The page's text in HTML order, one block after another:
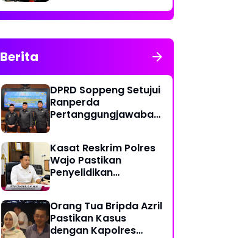
Meriahkan Temu
Nasional IV di
Berita
DPRD Soppeng Setujui
Ranperda
Pertanggungjawaban
Kasat Reskrim Polres
Wajo Pastikan
Penyelidikan
Orang Tua Bripda Azril
Pastikan Kasus
dengan Kapolres